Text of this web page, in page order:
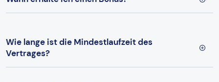
Wie lange ist die Mindestlaufzeit des
Vertrages?